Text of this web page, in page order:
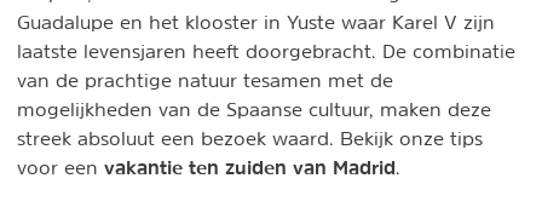
Guadalupe en het klooster in Yuste waar Karel V zijn
laatste levensjaren heeft doorgebracht. De combinatie
van de prachtige natuur tesamen met de
mogelijkheden van de Spaanse cultuur, maken deze
streek absoluut een bezoek waard. Bekijk onze tips
voor een vakantie ten zuiden van Madrid.